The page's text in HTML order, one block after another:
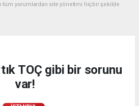
tüm yorumlardan site yönetimi hiçbir şekilde
TOÇ gibi bir sorunu
var!